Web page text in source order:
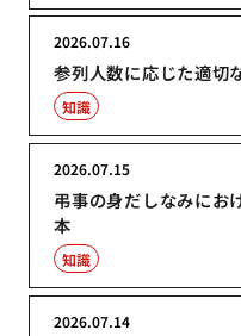
参列人数に応じた適切
2026.07.16
知識
弔事の身だしなみにお
本
2026.07.15
知識
2026.07.14